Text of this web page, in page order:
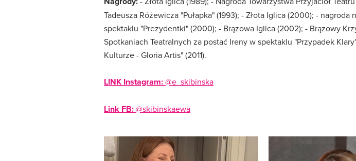
Tadeusza Różewicza "Pułapka" (1993); - Złota Iglica (2000); -
spektaklu "Prezydentki" (2000); - Brązowa Iglica (2002); - Brązowy
Spotkaniach Teatralnych za postać Ireny w spektaklu "Przypadek
Kulturze - Gloria Artis" (2011).
LINK Instagram:@e_skibinska
Link FB:@skibinskaewa